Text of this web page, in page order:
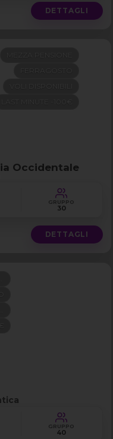
DETTAGLI
Occidentale
GRUPPO
30
DETTAGLI
GRUPPO
40